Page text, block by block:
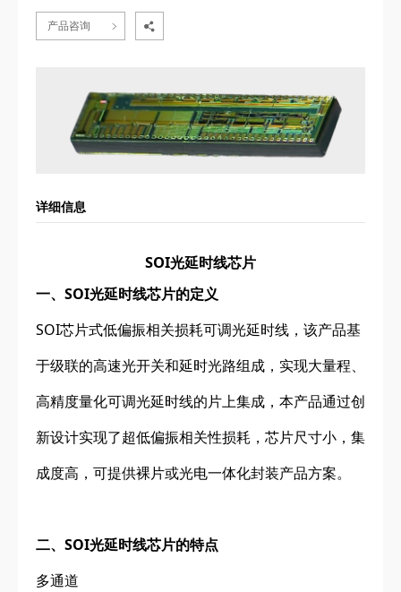
产品咨询
详细信息
SOI光延时线芯片
一、SOI光延时线芯片的定义
SOI芯片式低偏振相关损耗可调光延时线，该产品基
于级联的高速光开关和延时光路组成，实现大量程、
高精度量化可调光延时线的片上集成，本产品通过创
新设计实现了超低偏振相关性损耗，芯片尺寸小，集
成度高，可提供裸片或光电一体化封装产品方案。
二、SOI光延时线芯片的特点
多通道